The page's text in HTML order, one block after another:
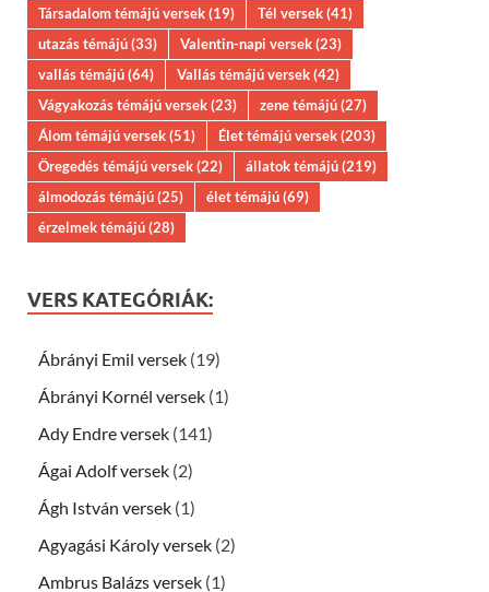
Társadalom témájú versek(19) Tél versek(41)
utazás témájú(33) Valentin-napi versek(23)
vallás témájú(64) Vallás témájú versek(42)
Vágyakozás témájú versek(23) zene témájú(27)
Álom témájú versek(51) Élet témájú versek(203)
Öregedés témájú versek(22) állatok témájú(219)
álmodozás témájú(25) élet témájú(69)
érzelmek témájú(28)
VERS KATEGÓRIÁK:
Ábrányi Emil versek (19)
Ábrányi Kornél versek (1)
Ady Endre versek (141)
Ágai Adolf versek (2)
Ágh István versek (1)
Agyagási Károly versek (2)
Ambrus Balázs versek (1)